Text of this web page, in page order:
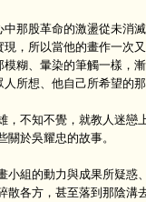
股革命的激盪從未消滅
現，所以當他的畫作一次
模糊、暈染的筆觸一樣，
人所想、他自己所希望的
不知不覺，就教人迷戀
於吳耀忠的故事。
組的動力與成果所疑惑
各方，甚至落到那陰溝